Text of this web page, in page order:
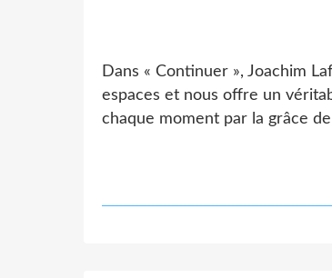
Dans « Continuer », Joachim
espaces et nous offre un
chaque moment par la grâce